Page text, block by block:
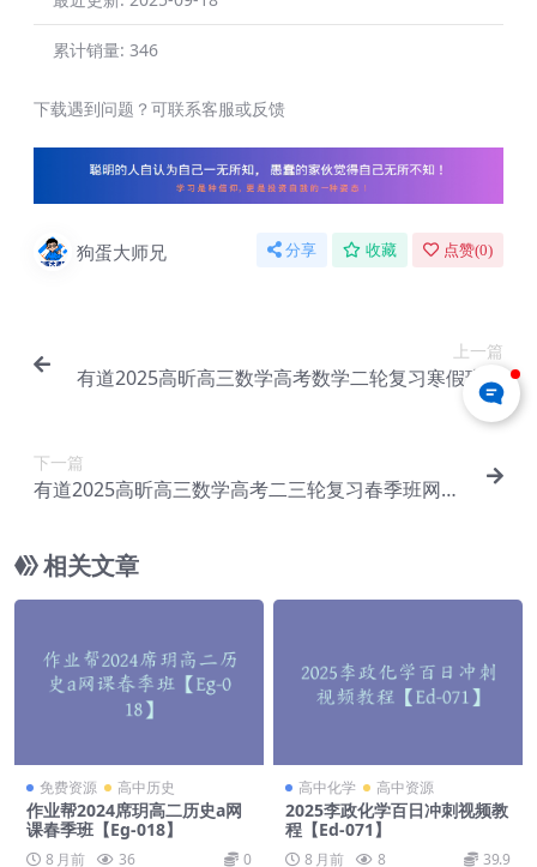
累计销量: 346
下载遇到问题？可联系客服或反馈
狗蛋大师兄 分享 收藏 点赞(0)
上一篇
有道2025高昕高三数学高考数学二轮复习寒假班网
课教程【Eb-123】
下一篇
有道2025高昕高三数学高考二三轮复习春季班网课
相关文章
免费资源 高中历史
作业帮2024席玥高二历史a网
课春季班【Eg-018】
8 月前 36 0
高中化学 高中资源
2025李政化学百日冲刺视频教
程【Ed-071】
8 月前 8 39.9